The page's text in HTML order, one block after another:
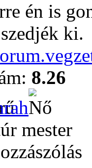
én is
ki.
8.26
mester